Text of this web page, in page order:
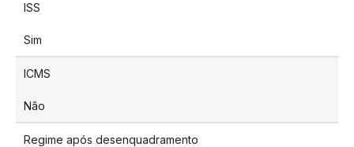
ISS
Sim
ICMS
Não
Regime após desenquadramento